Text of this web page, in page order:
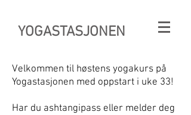
YOGASTASJONEN
Velkommen til høstens yogakurs på
Yogastasjonen med oppstart i uke 33!
Har du ashtangipass eller melder deg